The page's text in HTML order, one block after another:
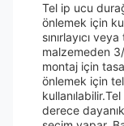
Tel ip ucu
önlemek için
sınırlayıcı
malzemeden
montaj için
önlemek için
derece